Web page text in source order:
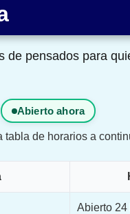
de pensados para
Abierto ahora
tabla de horarios a
Abierto 24